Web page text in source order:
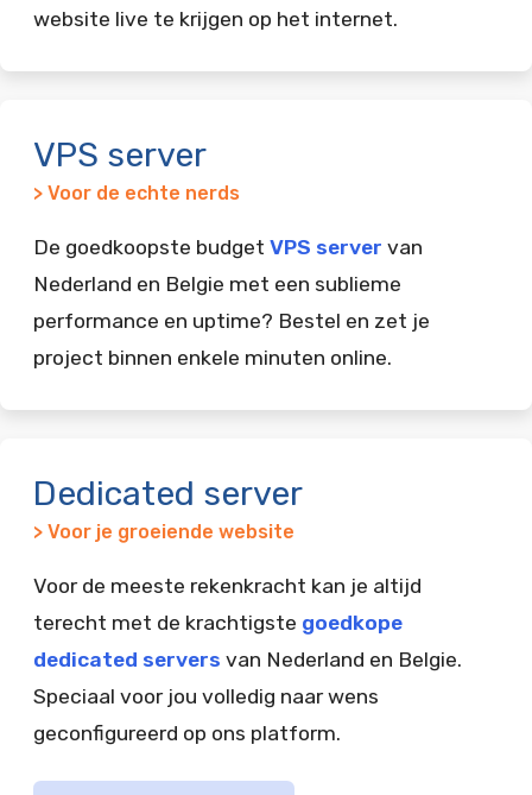
website live te krijgen op het internet.
VPS server
> Voor de echte nerds
De goedkoopste budget VPS server van
Nederland en Belgie met een sublieme
performance en uptime? Bestel en zet je
project binnen enkele minuten online.
Dedicated server
> Voor je groeiende website
Voor de meeste rekenkracht kan je altijd
terecht met de krachtigste goedkope
dedicated servers van Nederland en Belgie.
Speciaal voor jou volledig naar wens
geconfigureerd op ons platform.